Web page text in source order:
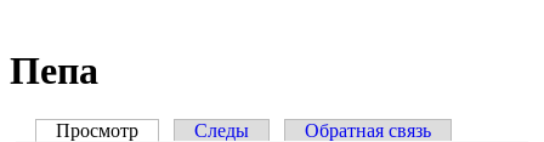
Пепа
Просмотр (активная вкладка)
Следы Обратная связь